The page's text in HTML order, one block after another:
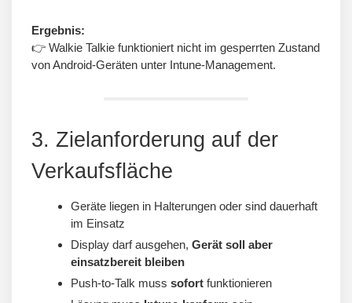
Ergebnis:
👉 Walkie Talkie funktioniert nicht im gesperrten Zustand
von Android-Geräten unter Intune-Management.
3. Zielanforderung auf der
Verkaufsfläche
Geräte liegen in Halterungen oder sind dauerhaft
im Einsatz
Display darf ausgehen, Gerät soll aber
einsatzbereit bleiben
Push-to-Talk muss sofort funktionieren